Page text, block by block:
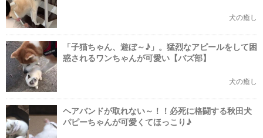
犬の癒し
「子猫ちゃん、遊ぼ～♪」。猛烈なアピールをして困
惑されるワンちゃんが可愛い【バズ部】
犬の癒し
ヘアバンドが取れない～！！必死に格闘する秋田犬
パピーちゃんが可愛くてほっこり♪